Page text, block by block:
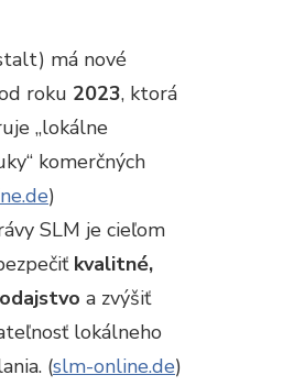
má nové
roku 2023, ktorá
„lokálne
komerčných
)
SLM je cieľom
kvalitné,
a zvýšiť
lokálneho
(slm-online.de)